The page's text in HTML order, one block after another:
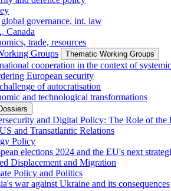
governance, int. law
Canada
trade, resources
Groups
Thematic Working Groups
cooperation in the context of
European security
of autocratisation
and technological transformations
and Digital Policy: The Role of
and Transatlantic Relations
Policy
elections 2024 and the EU's next
Displacement and Migration
Policy and Politics
war against Ukraine and its consequences